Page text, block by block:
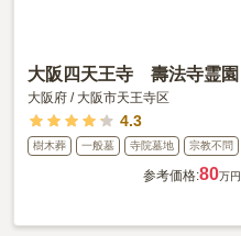
大阪四天王寺 壽法寺霊園
大阪府 / 大阪市天王寺区
4.3
樹木葬 一般墓 寺院墓地 宗教不問
参考価格:80万円